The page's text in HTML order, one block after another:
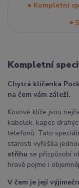
Kompletní
Kompletní
Chytrá klíčenka
na čem vám záleží.
Kovové klíče jsou
kabelek, kapes
telefonů. Tato
starosti vyřešila
střihu se přizpůsobí
hravě pojme i
V čem je její